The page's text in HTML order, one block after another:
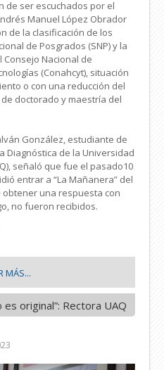
de ser escuchados por el
Manuel López Obrador
de la clasificación de los
de Posgrados (SNP) y la
Nacional de
(Conahcyt), situación
o con una reducción del
doctorado y maestría del
González, estudiante de
Diagnóstica de la Universidad
señaló que fue el pasado10
entrar a “La Mañanera” del
una respuesta con
no fueron recibidos.
MÁS...
original”: Rectora UAQ